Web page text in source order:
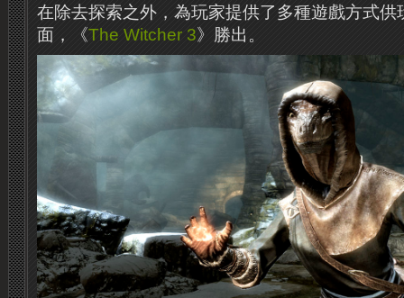
在除去探索之外，為玩家提供了多種遊戲方式供
面，《The Witcher 3》勝出。